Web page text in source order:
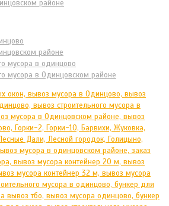
районе
районе
мусора в одинцово
мусора в Одинцовском районе